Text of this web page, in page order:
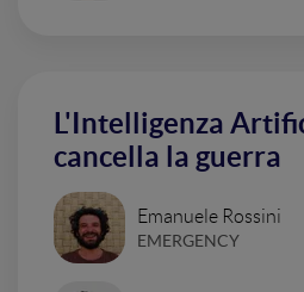
L'Intelligenza
cancella la guerra
Emanuele Rossini
EMERGENCY